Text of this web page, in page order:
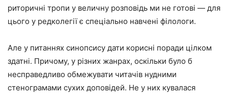
риторичні тропи у величну розповідь ми не готові — для
цього у редколегії є спеціально навчені філологи.
Але у питаннях синопсису дати корисні поради цілком
здатні. Причому, у різних жанрах, оскільки було б
несправедливо обмежувати читачів нудними
стенограмами сухих доповідей. Не у них кувалася